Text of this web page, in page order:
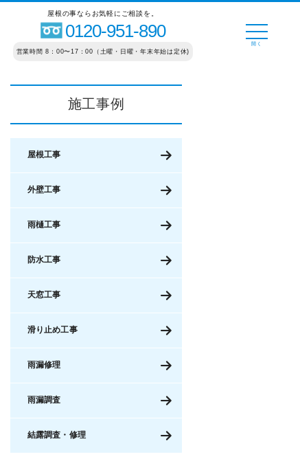
屋根の事ならお気軽にご相談を。
0120-951-890
営業時間 8：00〜17：00（土曜・日曜・年末年始は定休)
施工事例
屋根工事
外壁工事
雨樋工事
防水工事
天窓工事
滑り止め工事
雨漏修理
雨漏調査
結露調査・修理